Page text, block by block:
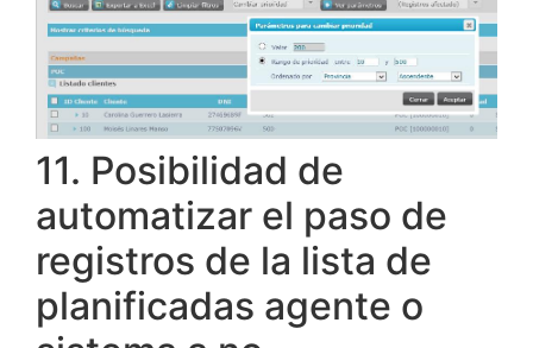
11. Posibilidad de
automatizar el paso de
registros de la lista de
planificadas agente o
sistema a no
planificadas.